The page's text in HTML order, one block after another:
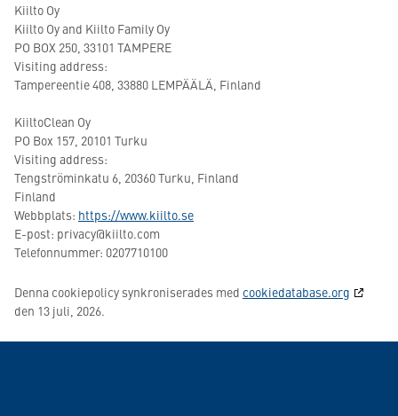
Kiilto Oy
Kiilto Oy and Kiilto Family Oy
PO BOX 250, 33101 TAMPERE
Visiting address:
Tampereentie 408, 33880 LEMPÄÄLÄ, Finland
KiiltoClean Oy
PO Box 157, 20101 Turku
Visiting address:
Tengströminkatu 6, 20360 Turku, Finland
Finland
Webbplats: https://www.kiilto.se
E-post: privacy@kiilto.com
Telefonnummer: 0207710100
Denna cookiepolicy synkroniserades med cookiedatabase.org
den 13 juli, 2026.